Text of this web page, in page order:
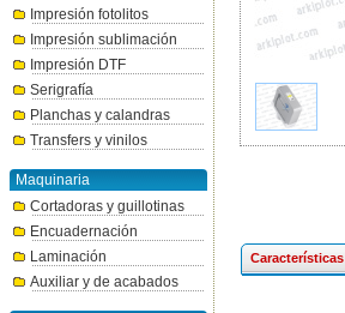
Impresión fotolitos
Impresión sublimación
Impresión DTF
Serigrafía
Planchas y calandras
Transfers y vinilos
Maquinaria
Cortadoras y guillotinas
Encuadernación
Laminación
Auxiliar y de acabados
Características